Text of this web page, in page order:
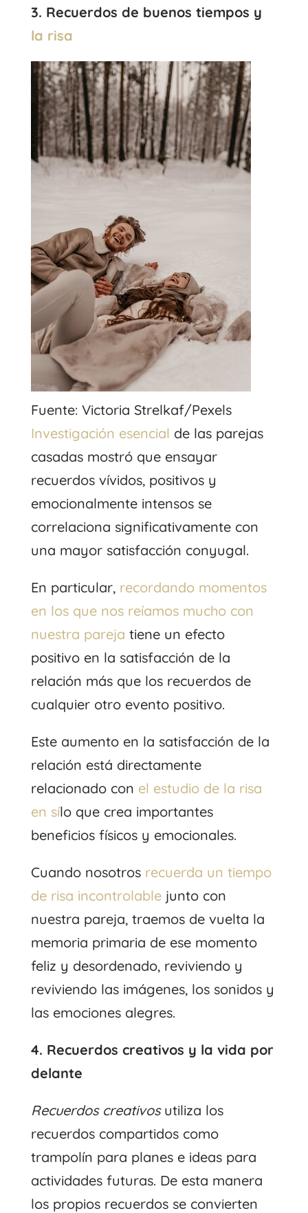
3. Recuerdos de buenos tiempos y
la risa
Fuente: Victoria Strelkaf/Pexels
Investigación esencial de las parejas
casadas mostró que ensayar
recuerdos vívidos, positivos y
emocionalmente intensos se
correlaciona significativamente con
una mayor satisfacción conyugal.
En particular, recordando momentos
en los que nos reíamos mucho con
nuestra pareja tiene un efecto
positivo en la satisfacción de la
relación más que los recuerdos de
cualquier otro evento positivo.
Este aumento en la satisfacción de la
relación está directamente
relacionado con el estudio de la risa
en sílo que crea importantes
beneficios físicos y emocionales.
Cuando nosotros recuerda un tiempo
de risa incontrolablejunto con
nuestra pareja, traemos de vuelta la
memoria primaria de ese momento
feliz y desordenado, reviviendo y
reviviendo las imágenes, los sonidos y
las emociones alegres.
4. Recuerdos creativos y la vida por
delante
Recuerdos creativos utiliza los
recuerdos compartidos como
trampolín para planes e ideas para
actividades futuras. De esta manera
los propios recuerdos se convierten